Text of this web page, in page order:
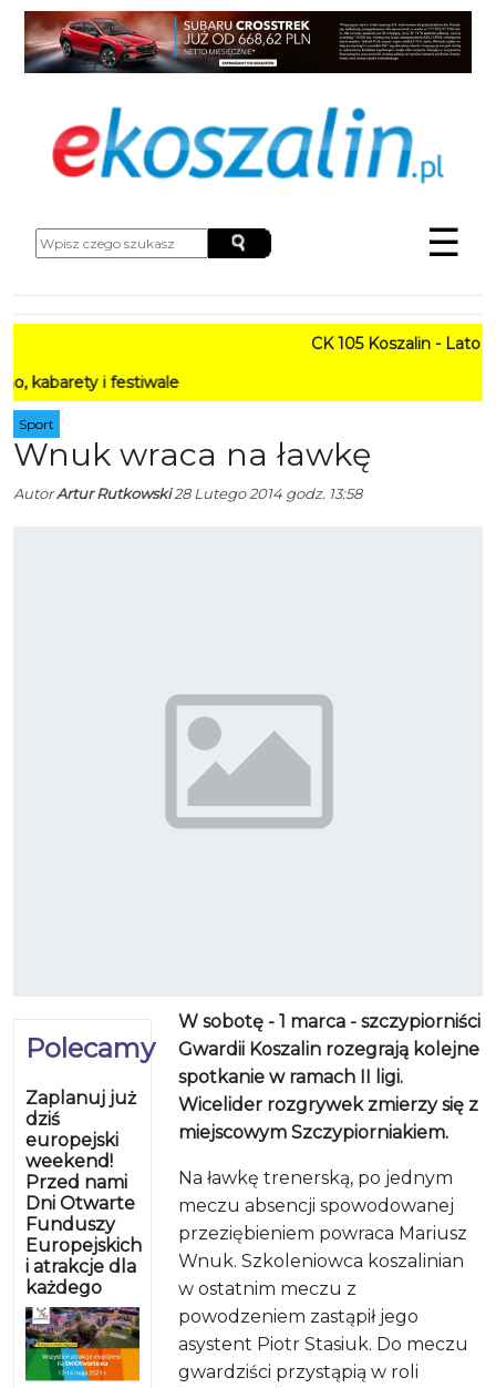
☰
CK 105 Koszalin - Lato w
i festiwale
Sport
Wnuk wraca na ławkę
AutorArtur Rutkowski28 Lutego 2014 godz. 13:58
Polecamy
Zaplanuj już
dziś
europejski
weekend!
Przed nami
Dni Otwarte
Funduszy
Europejskich
i atrakcje dla
każdego
W sobotę - 1 marca - szczypiorniści
Gwardii Koszalin rozegrają kolejne
spotkanie w ramach II ligi.
Wicelider rozgrywek zmierzy się z
miejscowym Szczypiorniakiem.
Na ławkę trenerską, po jednym
meczu absencji spowodowanej
przeziębieniem powraca Mariusz
Wnuk. Szkoleniowca koszalinian
w ostatnim meczu z
powodzeniem zastąpił jego
asystent Piotr Stasiuk. Do meczu
gwardziści przystąpią w roli